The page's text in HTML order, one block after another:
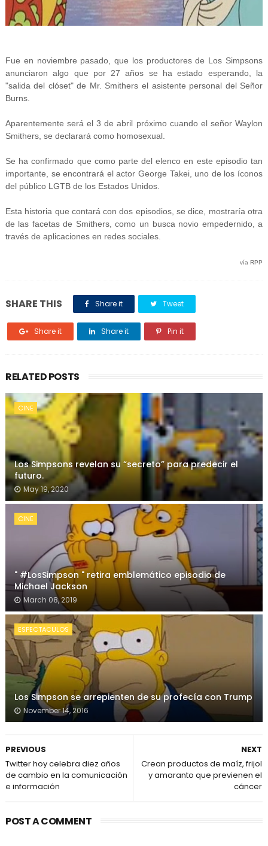
Fue en noviembre pasado, que los productores de Los Simpsons
anunciaron algo que por 27 años se ha estado esperando, la
"salida del clóset" de Mr. Smithers el asistente personal del Señor
Burns.
Aparentemente será el 3 de abril próximo cuando el señor Waylon
Smithers, se declarará como homosexual.
Se ha confirmado que como parte del elenco en este episodio tan
importante, se encontrará el actor George Takei, uno de los íconos
del público LGTB de los Estados Unidos.
Esta historia que contará con dos episodios, se dice, mostraría otra
de las facetas de Smithers, como un busca novio empedernido, a
través de aplicaciones en redes sociales.
vía RPP
SHARE THIS Share it Tweet
Share it Share it Pin it
RELATED POSTS
CINE
Los Simpsons revelan su “secreto” para predecir el
futuro.
May 19, 2020
CINE
" #LosSimpson " retira emblemático episodio de
Michael Jackson
March 08, 2019
ESPECTACULOS
Los Simpson se arrepienten de su profecía con Trump
November 14, 2016
NEXT
Crean productos de maíz, frijol
y amaranto que previenen el
cáncer
PREVIOUS
Twitter hoy celebra diez años
de cambio en la comunicación
e información
POST A COMMENT